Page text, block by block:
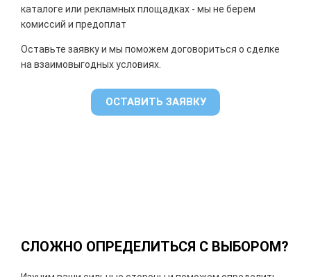
каталоге или рекламных площадках - мы не берем
комиссий и предоплат
Оставьте заявку и мы поможем договориться о сделке
на взаимовыгодных условиях.
ОСТАВИТЬ ЗАЯВКУ
СЛОЖНО ОПРЕДЕЛИТЬСЯ С ВЫБОРОМ?